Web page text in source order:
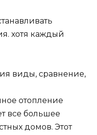
хотя каждый
отопление
все большее
домов. Этот